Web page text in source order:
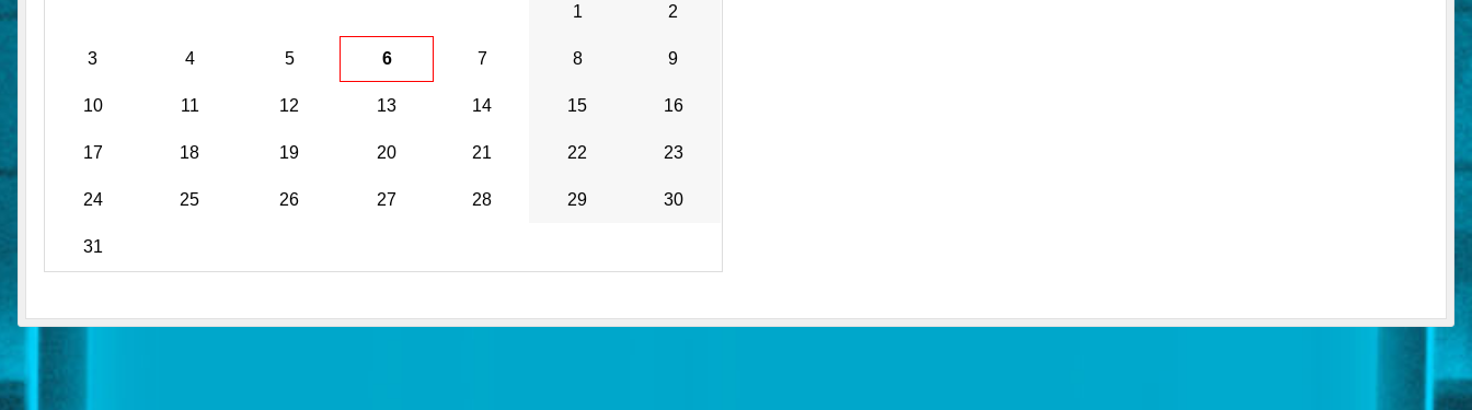
1 2
3 4 5 6 7 8 9
10 11 12 13 14 15 16
17 18 19 20 21 22 23
24 25 26 27 28 29 30
31